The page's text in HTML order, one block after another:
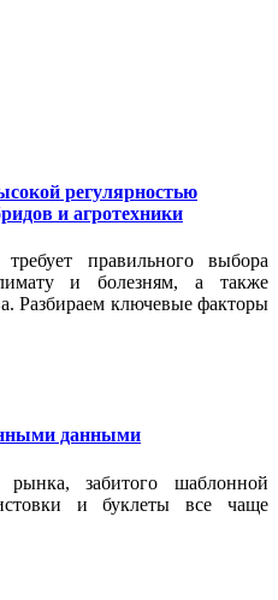
регулярностью
и агротехники
правильного выбора
и болезням, а также
Разбираем ключевые факторы
данными
забитого шаблонной
и буклеты все чаще